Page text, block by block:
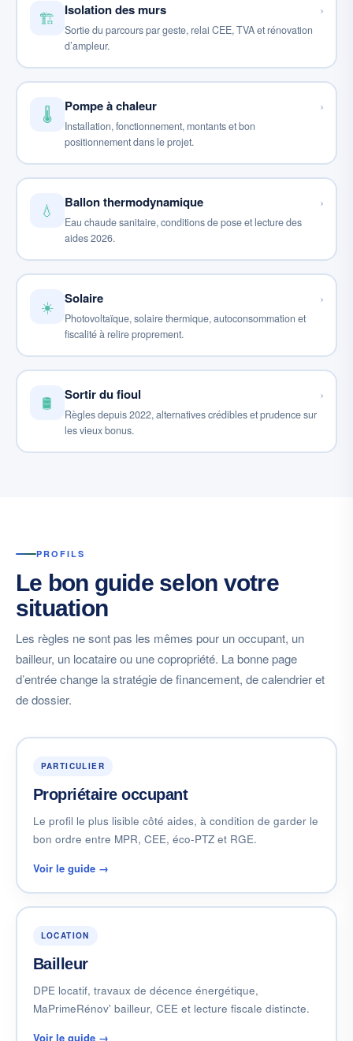
🏗️ Isolation des murs
Sortie du parcours par geste, relai CEE, TVA et rénovation
d’ampleur.
›
🌡️ Pompe à chaleur
Installation, fonctionnement, montants et bon
positionnement dans le projet.
›
💧 Ballon thermodynamique
Eau chaude sanitaire, conditions de pose et lecture des
aides 2026.
›
☀️ Solaire
Photovoltaïque, solaire thermique, autoconsommation et
fiscalité à relire proprement.
›
🛢️ Sortir du fioul
Règles depuis 2022, alternatives crédibles et prudence sur
les vieux bonus.
›
PROFILS
Le bon guide selon votre
situation
Les règles ne sont pas les mêmes pour un occupant, un
bailleur, un locataire ou une copropriété. La bonne page
d’entrée change la stratégie de financement, de calendrier et
de dossier.
PARTICULIER
Propriétaire occupant
Le profil le plus lisible côté aides, à condition de garder le
bon ordre entre MPR, CEE, éco-PTZ et RGE.
Voir le guide →
LOCATION
Bailleur
DPE locatif, travaux de décence énergétique,
MaPrimeRénov' bailleur, CEE et lecture fiscale distincte.
Voir le guide →